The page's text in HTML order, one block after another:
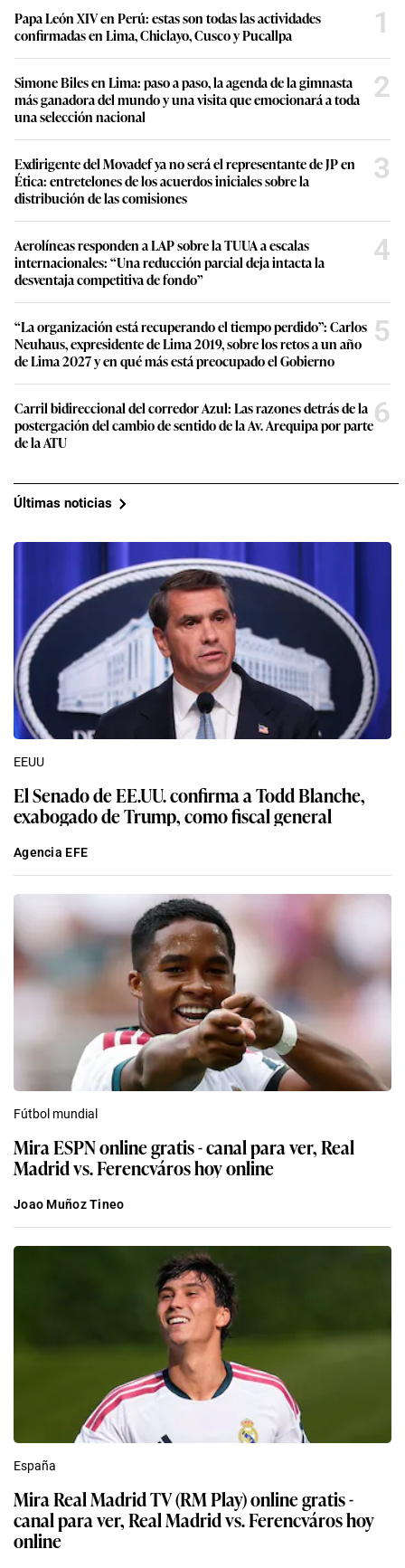
Papa León XIV en Perú: estas son todas las actividades
confirmadas en Lima, Chiclayo, Cusco y Pucallpa
1
Simone Biles en Lima: paso a paso, la agenda de la gimnasta
más ganadora del mundo y una visita que emocionará a toda
una selección nacional
2
Exdirigente del Movadef ya no será el representante de JP en
Ética: entretelones de los acuerdos iniciales sobre la
distribución de las comisiones
3
Aerolíneas responden a LAP sobre la TUUA a escalas
internacionales: “Una reducción parcial deja intacta la
desventaja competitiva de fondo”
4
“La organización está recuperando el tiempo perdido”: Carlos
Neuhaus, expresidente de Lima 2019, sobre los retos a un año
de Lima 2027 y en qué más está preocupado el Gobierno
5
Carril bidireccional del corredor Azul: Las razones detrás de la
postergación del cambio de sentido de la Av. Arequipa por parte
de la ATU
6
Últimas noticias
EEUU
El Senado de EE.UU. confirma a Todd Blanche,
exabogado de Trump, como fiscal general
Agencia EFE
Fútbol mundial
Mira ESPN online gratis - canal para ver, Real
Madrid vs. Ferencváros hoy online
Joao Muñoz Tineo
España
Mira Real Madrid TV (RM Play) online gratis -
canal para ver, Real Madrid vs. Ferencváros hoy
online